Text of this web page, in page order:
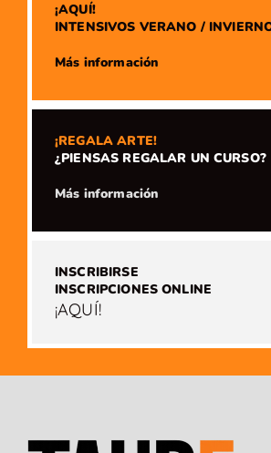
¡AQUÍ!
INTENSIVOS VERANO /
​Más información
¡REGALA ARTE!
¿PIENSAS REGALAR UN CURSO?
​Más información
INSCRIBIRSE
INSCRIPCIONES ONLINE
¡AQUÍ!